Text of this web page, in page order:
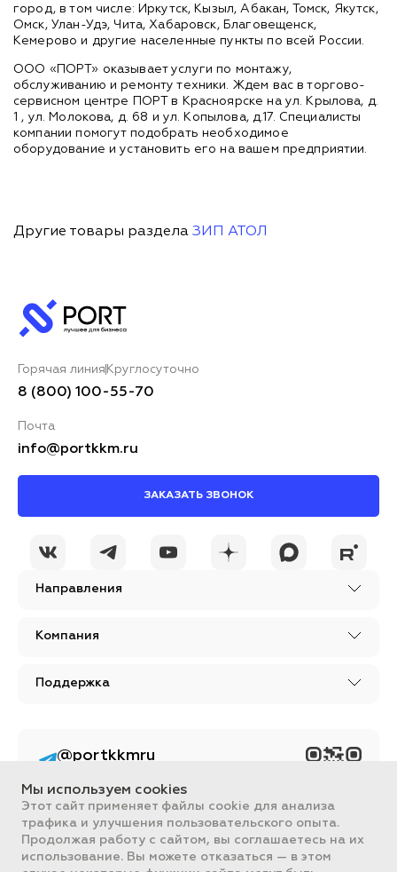
город, в том числе: Иркутск, Кызыл, Абакан, Томск, Якутск,
Омск, Улан-Удэ, Чита, Хабаровск, Благовещенск,
Кемерово и другие населенные пункты по всей России.
ООО «ПОРТ» оказывает услуги по монтажу,
обслуживанию и ремонту техники. Ждем вас в торгово-
сервисном центре ПОРТ в Красноярске на ул. Крылова, д.
1 , ул. Молокова, д. 68 и ул. Копылова, д.17. Специалисты
компании помогут подобрать необходимое
оборудование и установить его на вашем предприятии.
Другие товары раздела ЗИП АТОЛ
Направления
Компания
Поддержка
Горячая линия Круглосуточно
8 (800) 100-55-70
Почта
info@portkkm.ru
ЗАКАЗАТЬ ЗВОНОК
Вся информация, размещенная на сайте, носит ознакомительный
характер и не является публичной офертой, определяемой
положениями Статьи 437 ГК РФ.
@portkkmru
контент PORT - бизнес
портал
Мы используем cookies
Этот сайт применяет файлы cookie для анализа
трафика и улучшения пользовательского опыта.
Продолжая работу с сайтом, вы соглашаетесь на их
использование. Вы можете отказаться — в этом